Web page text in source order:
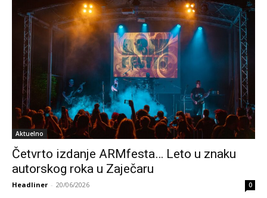
Aktuelno
Četvrto izdanje ARMfesta… Leto u znaku
autorskog roka u Zaječaru
Headliner - 20/06/2026 0